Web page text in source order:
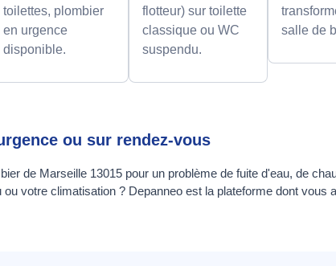
toilettes, plombier
en urgence
disponible.
flotteur) sur toilette
classique ou WC
suspendu.
salle de
ou sur rendez-vous
de Marseille 13015 pour un problème de fuite d'eau, de
votre climatisation ? Depanneo est la plateforme dont vous